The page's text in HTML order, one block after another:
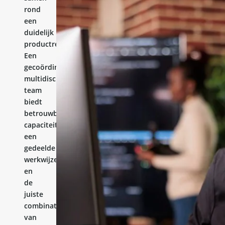
rond
een
duidelijk
productresultaat.
Een
gecoördineerd
multidisciplinair
team
biedt
betrouwbare
capaciteit,
een
gedeelde
werkwijze
en
de
juiste
combinatie
van